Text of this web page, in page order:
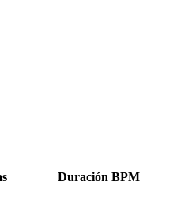
Duración BPM